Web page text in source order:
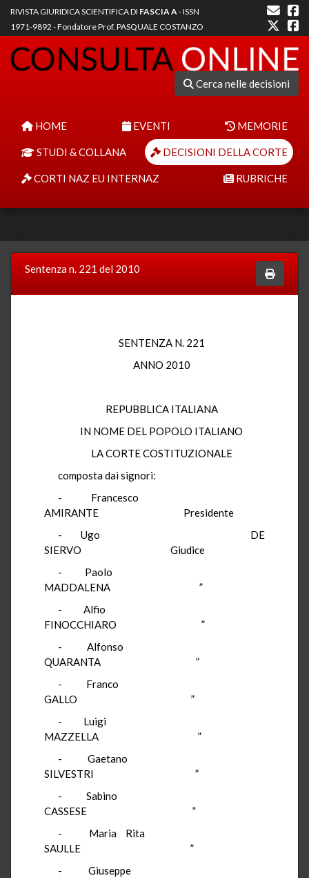
RIVISTA GIURIDICA SCIENTIFICA DI FASCIA A- ISSN
1971-9892 - Fondatore Prof. PASQUALE COSTANZO
Cerca nelle decisioni
HOME EVENTI MEMORIE
STUDI & COLLANA DECISIONI DELLA CORTE
CORTI NAZ EU INTERNAZ RUBRICHE
Sentenza n. 221 del 2010
SENTENZA N. 221
ANNO 2010
REPUBBLICA ITALIANA
IN NOME DEL POPOLO ITALIANO
LA CORTE COSTITUZIONALE
composta dai signori:
- Francesco
AMIRANTE Presidente
- Ugo DE
SIERVO Giudice
- Paolo
MADDALENA ”
- Alfio
FINOCCHIARO ”
- Alfonso
QUARANTA ”
- Franco
GALLO ”
- Luigi
MAZZELLA ”
- Gaetano
SILVESTRI ”
- Sabino
CASSESE ”
- Maria Rita
SAULLE ”
- Giuseppe